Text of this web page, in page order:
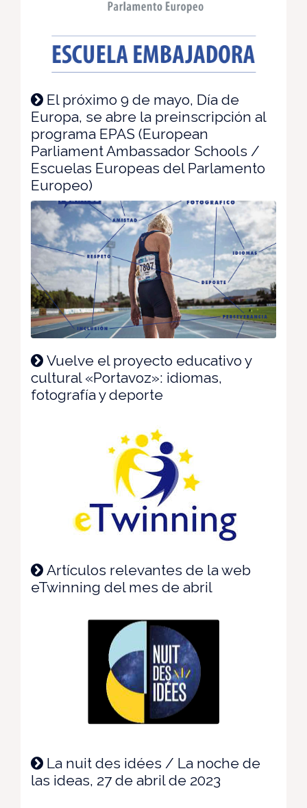
El próximo 9 de mayo, Día de
Europa, se abre la preinscripción al
programa EPAS (European
Parliament Ambassador Schools /
Escuelas Europeas del Parlamento
Europeo)
Vuelve el proyecto educativo y
cultural «Portavoz»: idiomas,
fotografía y deporte
Artículos relevantes de la web
eTwinning del mes de abril
La nuit des idées / La noche de
las ideas, 27 de abril de 2023